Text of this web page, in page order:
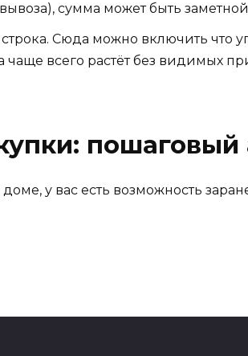
сумма может быть
строка. Сюда можно включить что
всего растёт без видимых
пошаговый
у вас есть возможность